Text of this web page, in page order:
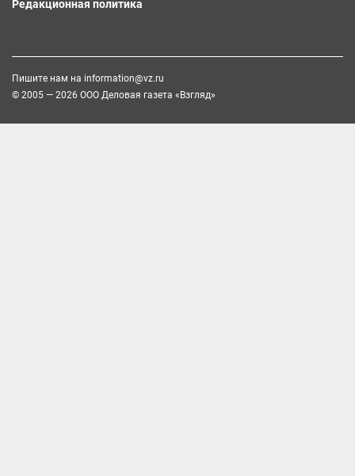
Редакционная политика
Пишите нам на information@vz.ru
© 2005 — 2026 ООО Деловая газета «Взгляд»